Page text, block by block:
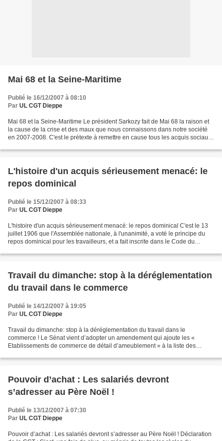
Mai 68 et la Seine-Maritime
Publié le 16/12/2007 à 08:10
Par UL CGT Dieppe
Mai 68 et la Seine-Maritime Le président Sarkozy fait de Mai 68 la raison et
la cause de la crise et des maux que nous connaissons dans notre société
en 2007-2008. C'est le prétexte à remettre en cause tous les acquis sociaux
L'histoire d'un acquis sérieusement menacé: le
repos dominical
Publié le 15/12/2007 à 08:33
Par UL CGT Dieppe
L'histoire d'un acquis sérieusement menacé: le repos dominical C'est le 13
juillet 1906 que l'Assemblée nationale, à l'unanimité, a voté le principe du
repos dominical pour les travailleurs, et a fait inscrite dans le Code du
Travail du dimanche: stop à la déréglementation
du travail dans le commerce
Publié le 14/12/2007 à 19:05
Par UL CGT Dieppe
Travail du dimanche: stop à la déréglementation du travail dans le
commerce ! Le Sénat vient d’adopter un amendement qui ajoute les «
Etablissements de commerce de détail d’ameublement » à la liste des
Pouvoir d’achat : Les salariés devront
s’adresser au Père Noël !
Publié le 13/12/2007 à 07:30
Par UL CGT Dieppe
Pouvoir d’achat : Les salariés devront s’adresser au Père Noël ! Déclaration